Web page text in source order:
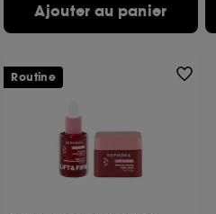
Ajouter au panier
Routine